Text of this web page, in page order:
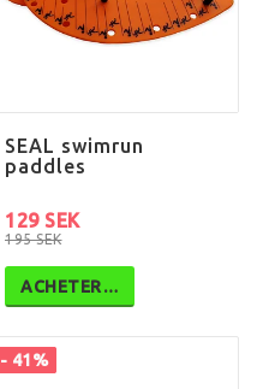
SEAL swimrun
paddles
195 SEK
129 SEK
ACHETER…
- 41%